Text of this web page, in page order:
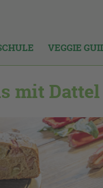
VEGGIE
mit Dattel